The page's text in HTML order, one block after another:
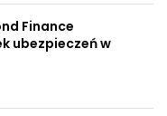
Finance
ubezpieczeń w